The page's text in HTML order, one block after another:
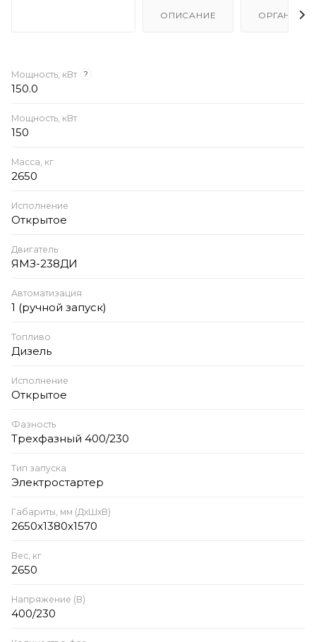
ОПИСАНИЕ
Мощность, кВт ?
150.0
Мощность, кВт
150
Масса, кг
2650
Исполнение
Открытое
Двигатель
ЯМЗ-238ДИ
Автоматизация
1 (ручной запуск)
Топливо
Дизель
Исполнение
Открытое
Фазность
Трехфазный 400/230
Тип запуска
Электростартер
Габариты, мм (ДхШхВ)
2650x1380x1570
Вес, кг
2650
Напряжение (В)
400/230